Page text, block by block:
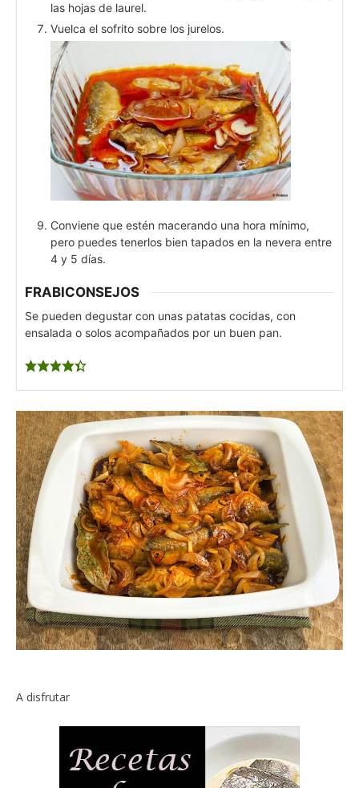
las hojas de laurel.
Vuelca el sofrito sobre los jurelos.
Conviene que estén macerando una hora mínimo,
pero puedes tenerlos bien tapados en la nevera entre
4 y 5 días.
FRABICONSEJOS
Se pueden degustar con unas patatas cocidas, con
ensalada o solos acompañados por un buen pan.
A disfrutar